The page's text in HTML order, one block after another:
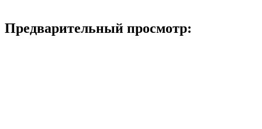
Предварительный просмотр: